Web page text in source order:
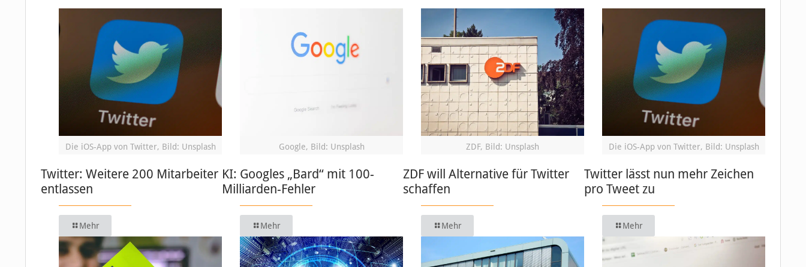
Die iOS-App von Twitter, Bild: Unsplash
Twitter: Weitere 200 Mitarbeiter
entlassen
Mehr
Google, Bild: Unsplash
KI: Googles „Bard“ mit 100-
Milliarden-Fehler
Mehr
ZDF, Bild: Unsplash
ZDF will Alternative für Twitter
schaffen
Mehr
Die iOS-App von Twitter, Bild: Unsplash
Twitter lässt nun mehr Zeichen
pro Tweet zu
Mehr